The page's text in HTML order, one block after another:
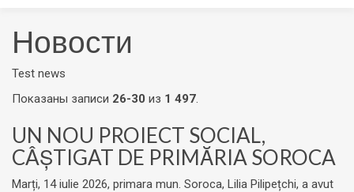
Новости
Test news
Показаны записи 26-30 из 1 497
UN NOU PROIECT SOCIAL,
CÂȘTIGAT DE PRIMĂRIA SOROCA
Marți, 14 iulie 2026, primara mun. Soroca, Lilia Pilipețchi, a avut